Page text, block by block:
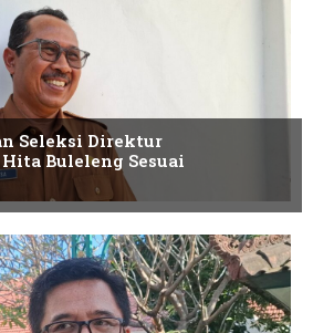
Seleksi Direktur
Buleleng Sesuai